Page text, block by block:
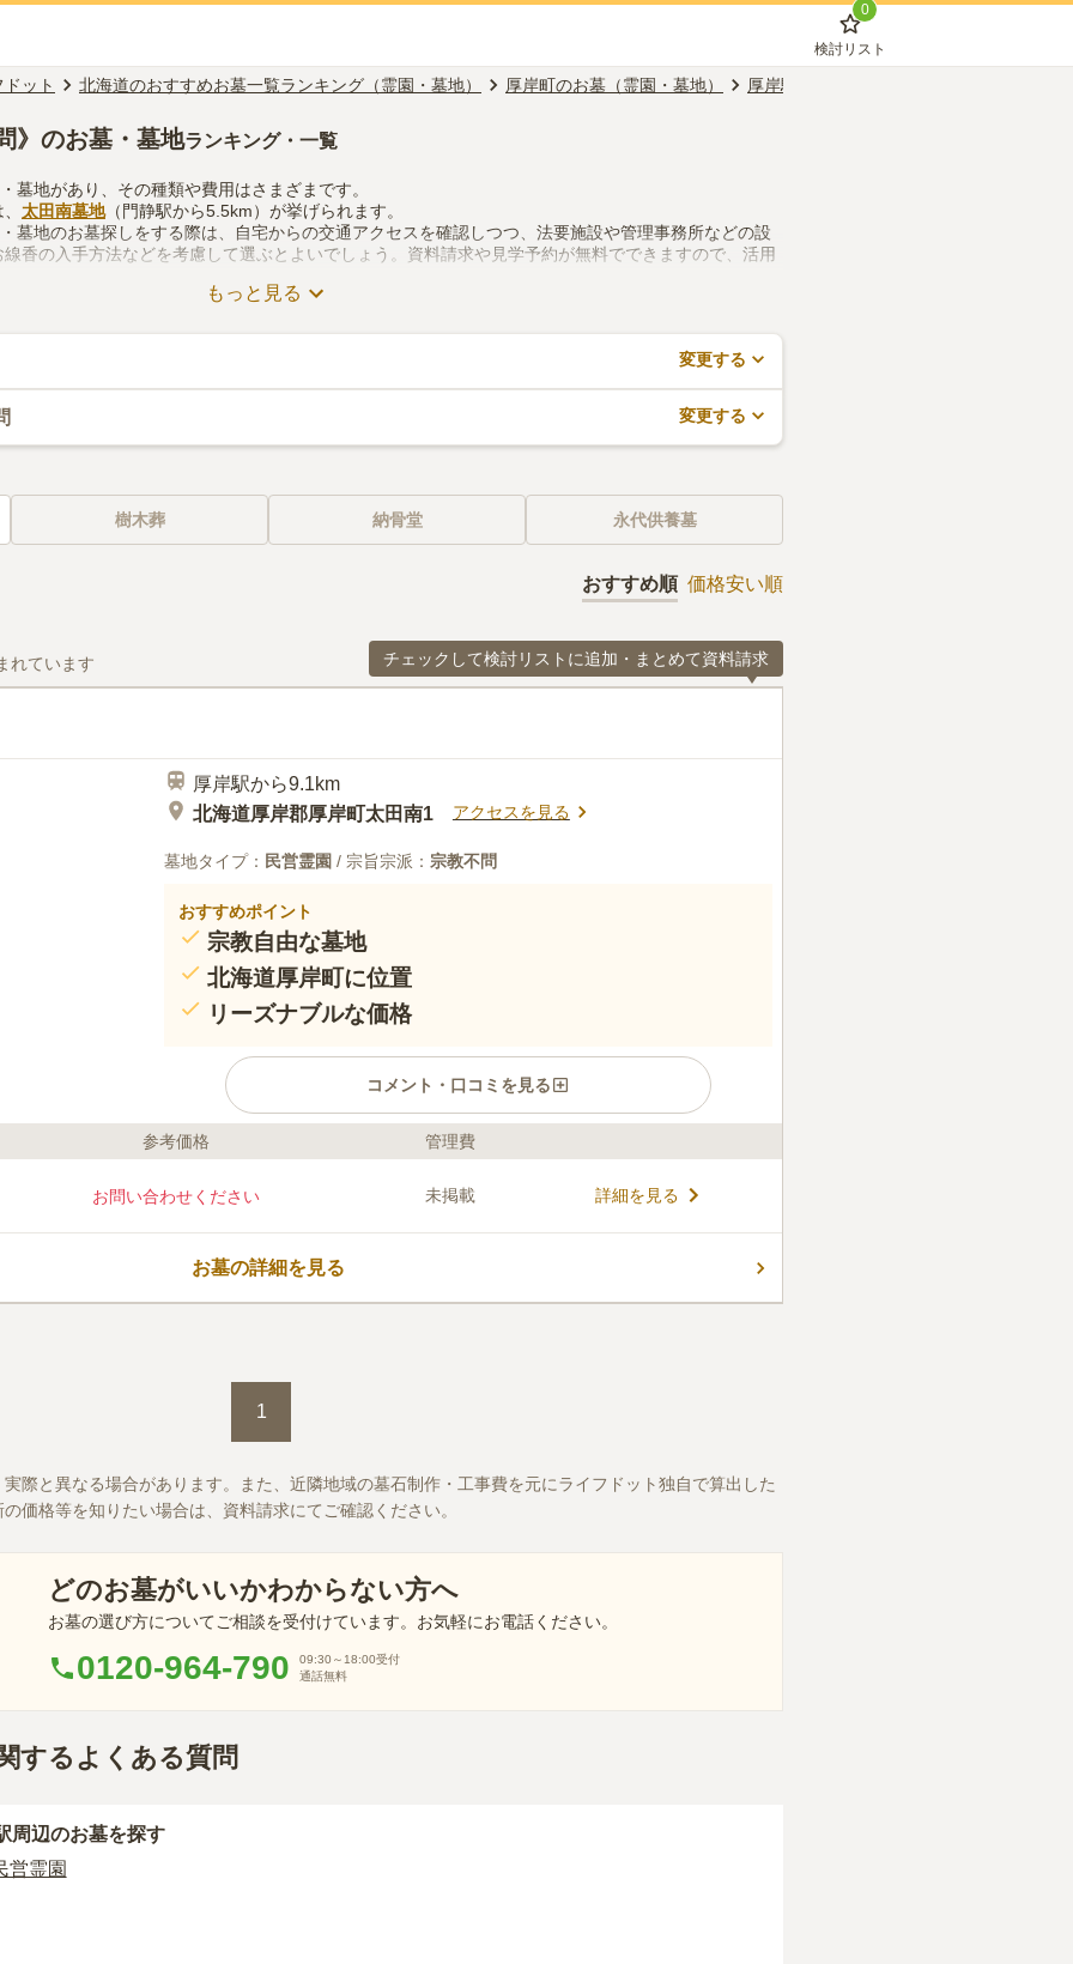
0
検討リスト
ット 北海道のおすすめお墓一覧ランキング（霊園・墓地） 厚岸町のお墓（霊園・墓地） 厚岸駅のお墓（霊園・墓地）
》のお墓・墓地ランキング・一覧
墓地があり、その種類や費用はさまざまです。
太田南墓地（門静駅から5.5km）が挙げられます。
墓地のお墓探しをする際は、自宅からの交通アクセスを確認しつつ、法要施設や管理事務所などの設
香の入手方法などを考慮して選ぶとよいでしょう。資料請求や見学予約が無料でできますので、活用
もっと見る
変更する
変更する
樹木葬 納骨堂 永代供養墓
おすすめ順 価格安い順
れています チェックして検討リストに追加・まとめて資料請求
厚岸駅から9.1km
北海道厚岸郡厚岸町太田南1
アクセスを見る
墓地タイプ： 民営霊園 / 宗旨宗派： 宗教不問
おすすめポイント
宗教自由な墓地
北海道厚岸町に位置
リーズナブルな価格
コメント・口コミを見る
口コミ評価
参考価格 管理費
お問い合わせください 未掲載 詳細を見る
お墓の詳細を見る
1
際と異なる場合があります。また、近隣地域の墓石制作・工事費を元にライフドット独自で算出した
価格等を知りたい場合は、資料請求にてご確認ください。
どのお墓がいいかわからない方へ
お墓の選び方についてご相談を受付けています。お気軽にお電話ください。
0120-964-790 09:30～18:00受付
通話無料
するよくある質問
周辺のお墓を探す
営霊園